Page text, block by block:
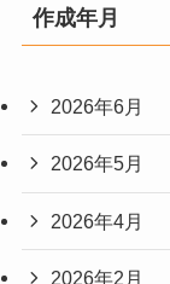
作成年月
2026年6月
2026年5月
2026年4月
2026年2月